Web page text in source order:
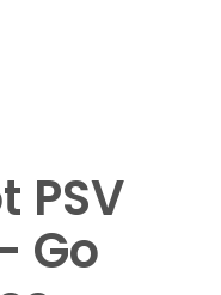
PSV
Go